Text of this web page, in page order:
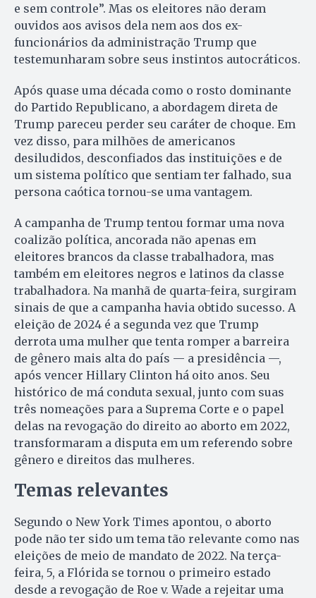
e sem controle”. Mas os eleitores não deram
ouvidos aos avisos dela nem aos dos ex-
funcionários da administração Trump que
testemunharam sobre seus instintos autocráticos.
Após quase uma década como o rosto dominante
do Partido Republicano, a abordagem direta de
Trump pareceu perder seu caráter de choque. Em
vez disso, para milhões de americanos
desiludidos, desconfiados das instituições e de
um sistema político que sentiam ter falhado, sua
persona caótica tornou-se uma vantagem.
A campanha de Trump tentou formar uma nova
coalizão política, ancorada não apenas em
eleitores brancos da classe trabalhadora, mas
também em eleitores negros e latinos da classe
trabalhadora. Na manhã de quarta-feira, surgiram
sinais de que a campanha havia obtido sucesso. A
eleição de 2024 é a segunda vez que Trump
derrota uma mulher que tenta romper a barreira
de gênero mais alta do país — a presidência —,
após vencer Hillary Clinton há oito anos. Seu
histórico de má conduta sexual, junto com suas
três nomeações para a Suprema Corte e o papel
delas na revogação do direito ao aborto em 2022,
transformaram a disputa em um referendo sobre
gênero e direitos das mulheres.
Temas relevantes
Segundo o New York Times apontou, o aborto
pode não ter sido um tema tão relevante como nas
eleições de meio de mandato de 2022. Na terça-
feira, 5, a Flórida se tornou o primeiro estado
desde a revogação de Roe v. Wade a rejeitar uma